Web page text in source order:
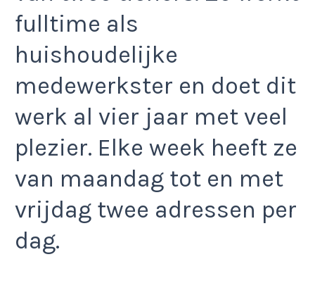
fulltime als
huishoudelijke
medewerkster en doet dit
werk al vier jaar met veel
plezier. Elke week heeft ze
van maandag tot en met
vrijdag twee adressen per
dag.